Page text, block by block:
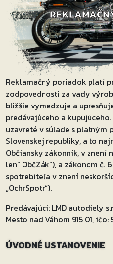
Reklamačný poriadok platí
zodpovednosti za vady
bližšie vymedzuje a
predávajúceho a
uzavreté v súlade s platným
Slovenskej republiky, a to
Občiansky zákonník, v znení
len“ ObčZák“), a zákonom č.
spotrebiteľa v znení
„OchrSpotr“).
Predávajúci: LMD autodiely
Mesto nad Váhom 915 01, ičo:
ÚVODNÉ USTANOVENIE